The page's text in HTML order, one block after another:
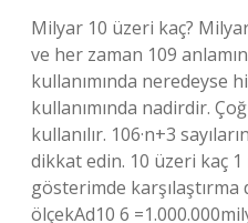
Milyar 10 üzeri kaç?
ve her zaman 109
kullanımında neredeyse
kullanımında nadirdir.
kullanılır. 106·n+3
dikkat edin. 10 üzeri kaç
gösterimde karşılaştırma
ölçekAd10 6